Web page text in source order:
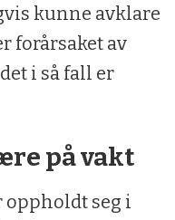
kunne avklare
forårsaket av
i så fall er
på vakt
oppholdt seg i